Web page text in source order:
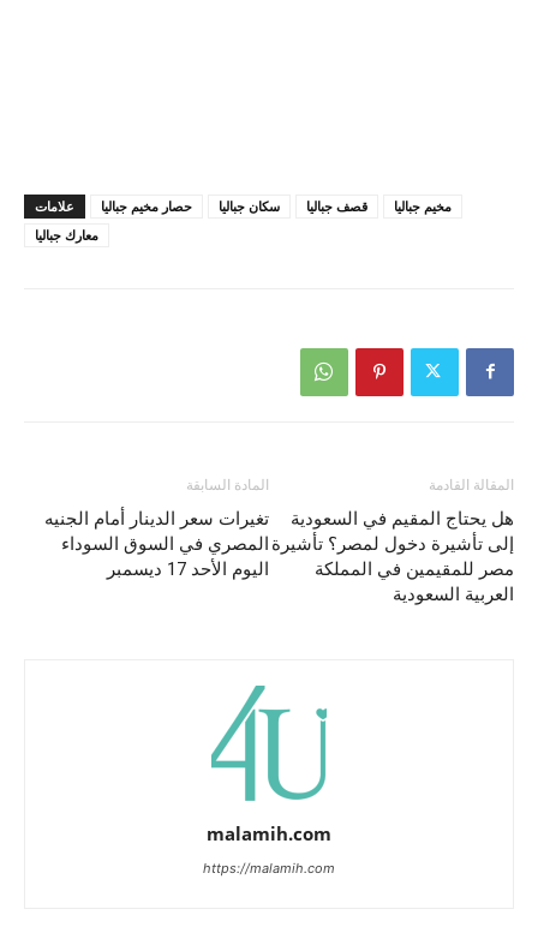
علامات حصار مخيم جباليا سكان جباليا قصف جباليا
مخيم جباليا
معارك جباليا
المادة السابقة
تغيرات سعر الدينار أمام الجنيه
المصري في السوق السوداء
اليوم الأحد 17 ديسمبر
المقالة القادمة
هل يحتاج المقيم في السعودية
إلى تأشيرة دخول لمصر؟ تأشيرة
مصر للمقيمين في المملكة
العربية السعودية
malamih.com
https://malamih.com